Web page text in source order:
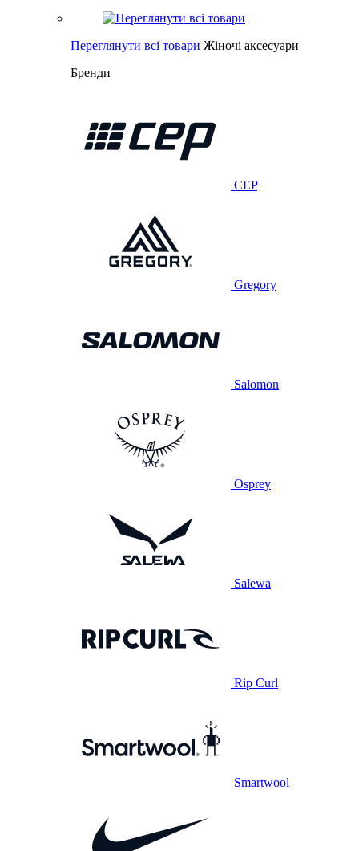
Переглянути всі товари Жіночі аксесуари
Бренди
CEP
Gregory
Salomon
Osprey
Salewa
Rip Curl
Smartwool